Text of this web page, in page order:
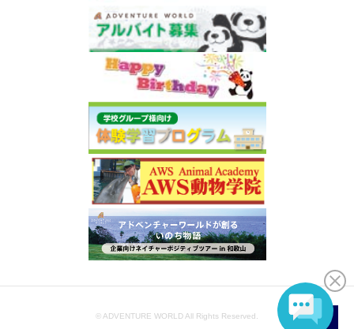
© ADVENTURE WORLD All Rights Reserved.
JA